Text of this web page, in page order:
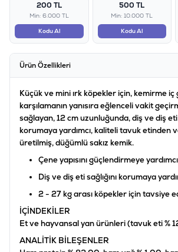
200 TL
Min: 6.000 TL
Kodu Al
500 TL
Min: 10.000 TL
Kodu Al
Ürün Özellikleri
Küçük ve mini ırk köpekler için, kemirme
karşılamanın yanısıra eğlenceli vakit
sağlayan, 12 cm uzunluğunda, diş ve diş eti
korumaya yardımcı, kaliteli tavuk etinden
üretilmiş, düğümlü sakız kemik.
Çene yapısını güçlendirmeye
Diş ve diş eti sağlığını korumaya
2 - 27 kg arası köpekler için tavsiye
İÇİNDEKİLER
Et ve hayvansal yan ürünleri (tavuk eti %
ANALİTİK BİLEŞENLER